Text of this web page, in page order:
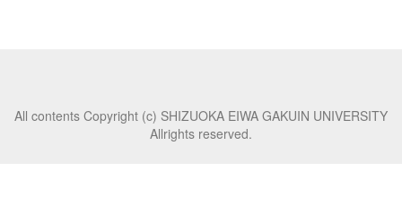
All contents Copyright (c) SHIZUOKA EIWA GAKUIN UNIVERSITY
Allrights reserved.